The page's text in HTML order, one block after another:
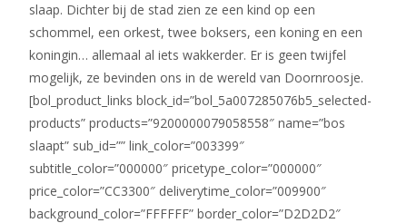
slaap. Dichter bij de stad zien ze een kind op een
schommel, een orkest, twee boksers, een koning en een
koningin… allemaal al iets wakkerder. Er is geen twijfel
mogelijk, ze bevinden ons in de wereld van Doornroosje.
[bol_product_links block_id=”bol_5a007285076b5_selected-
products” products=”9200000079058558″ name=”bos
slaapt” sub_id=”” link_color=”003399″
subtitle_color=”000000″ pricetype_color=”000000″
price_color=”CC3300″ deliverytime_color=”009900″
background_color=”FFFFFF” border_color=”D2D2D2″